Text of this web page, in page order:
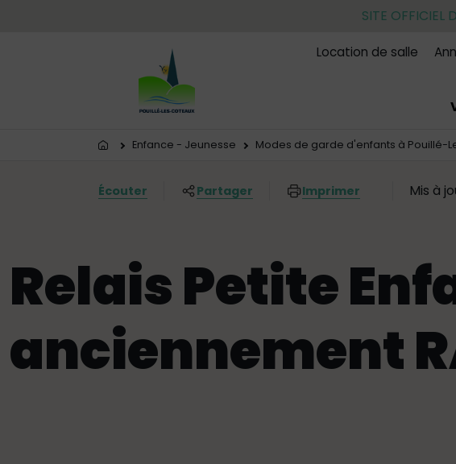
SITE OFFICIEL
Location de salle
Vous êtes ici:
Enfance - Jeunesse Modes de garde d'enfants à Pouillé-
Écouter Partager Imprimer Mis à
Relais Petite
anciennement